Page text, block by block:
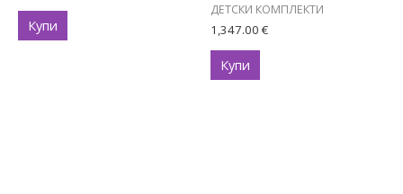
Купи
ДЕТСКИ КОМПЛЕКТИ
1,347.00 €
Купи